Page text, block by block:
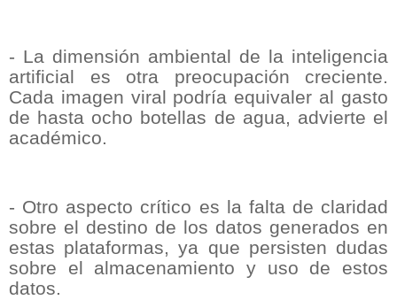
- La dimensión ambiental de la inteligencia
artificial es otra preocupación creciente.
Cada imagen viral podría equivaler al gasto
de hasta ocho botellas de agua, advierte el
académico.
- Otro aspecto crítico es la falta de claridad
sobre el destino de los datos generados en
estas plataformas, ya que persisten dudas
sobre el almacenamiento y uso de estos
datos.